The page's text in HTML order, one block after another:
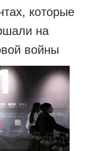
которые
на
войны